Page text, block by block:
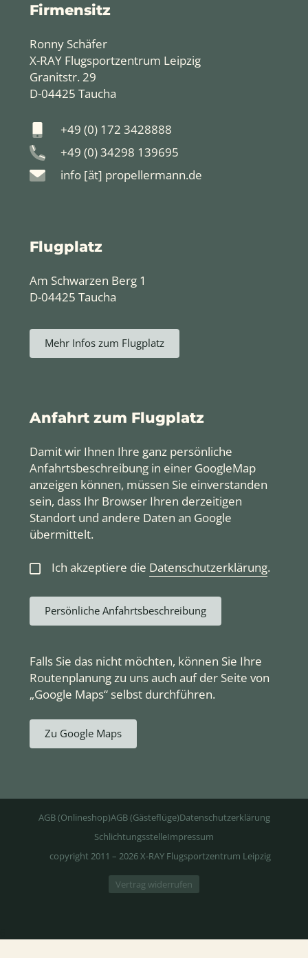
Firmensitz
Ronny Schäfer
X-RAY Flugsportzentrum Leipzig
Granitstr. 29
D-04425 Taucha
+49 (0) 172 3428888
+49 (0) 34298 139695
info [ät] propellermann.de
Anfahrt zum Flugplatz
Damit wir Ihnen Ihre ganz persönliche
Anfahrtsbeschreibung in einer GoogleMap
anzeigen können, müssen Sie einverstanden
sein, dass Ihr Browser Ihren derzeitigen
Standort und andere Daten an Google
übermittelt.
Ich akzeptiere die Datenschutzerklärung.
Persönliche Anfahrtsbeschreibung
Falls Sie das nicht möchten, können Sie Ihre
Routenplanung zu uns auch auf der Seite von
„Google Maps“ selbst durchführen.
Zu Google Maps
Flugplatz
Am Schwarzen Berg 1
D-04425 Taucha
Mehr Infos zum Flugplatz
AGB (Onlineshop)AGB (Gästeflüge)Datenschutzerklärung
SchlichtungsstelleImpressum
copyright 2011 – 2026 X-RAY Flugsportzentrum Leipzig
Vertrag widerrufen